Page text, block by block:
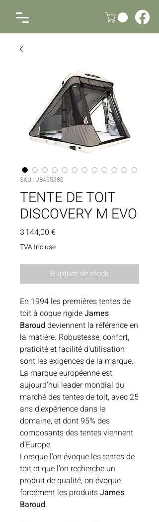
SKU : JB465280
TENTE DE TOIT
DISCOVERY M EVO
3 144,00 €
TVA Incluse
Rupture de stock
En 1994 les premières tentes de
toit à coque rigideJames
Baroud deviennent la référence en
la matière. Robustesse, confort,
praticité et facilité d’utilisation
sont les exigences de la marque.
La marque européenne est
aujourd’hui leader mondial du
marché des tentes de toit, avec 25
ans d’expérience dans le
domaine, et dont 95% des
composants des tentes viennent
d’Europe.
Lorsque l’on évoque les tentes de
toit et que l’on recherche un
produit de qualité, on évoque
forcément les produitsJames
Baroud.